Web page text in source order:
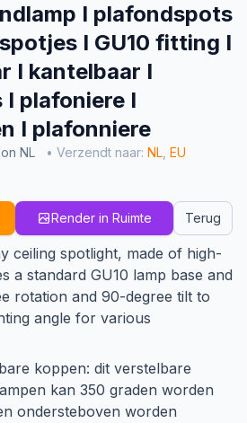
I plafondspots
I GU10 fitting I
I kantelbaar I
plafoniere I
I plafonniere
NL • Verzendt naar: NL EU
Render in Ruimte Terug
ceiling spotlight, made of high-
a standard GU10 lamp base and
rotation and 90-degree tilt to
angle for various
koppen: dit verstelbare
kan 350 graden worden
ondersteboven worden